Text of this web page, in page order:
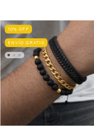
10% OFF
ENVÍO GRATIS